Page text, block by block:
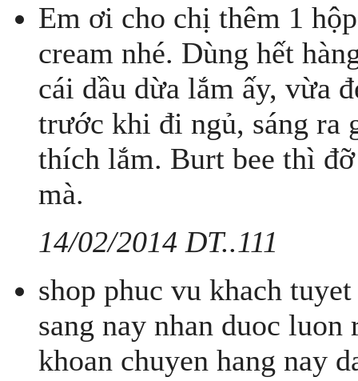
Em ơi cho chị thêm 1
cream nhé. Dùng hết
cái dầu dừa lắm ấy, vừa
trước khi đi ngủ, sáng ra
thích lắm. Burt bee thì
mà.
14/02/2014 DT..111
shop phuc vu khach
sang nay nhan duoc
khoan chuyen hang nay